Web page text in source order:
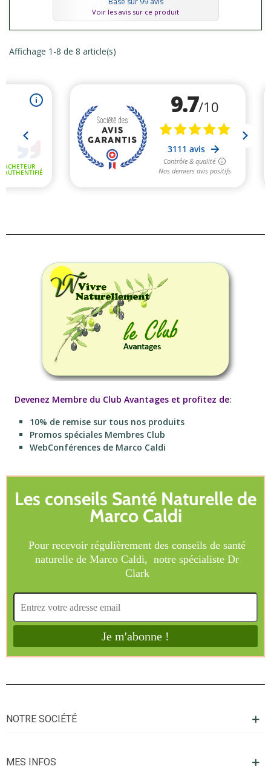
Voir les avis sur ce produit
Affichage 1-8 de 8 article(s)
Devenez Membre du Club Avantages et profitez de:
10% de remise sur tous nos produits
Promos spéciales Membres Club
WebConférences de Marco Caldi
NOTRE SOCIÉTÉ
MES INFOS